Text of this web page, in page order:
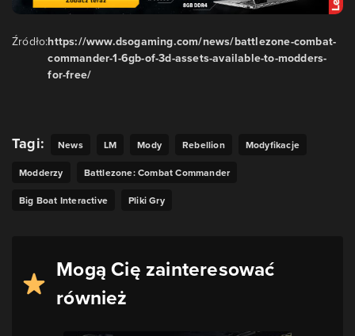
Źródło:https://www.dsogaming.com/news/battlezone-combat-
commander-1-6gb-of-3d-assets-available-to-modders-
for-free/
Tagi: News LM Mody Rebellion Modyfikacje
Modderzy Battlezone: Combat Commander
Big Boat Interactive Pliki Gry
Mogą Cię zainteresować
również